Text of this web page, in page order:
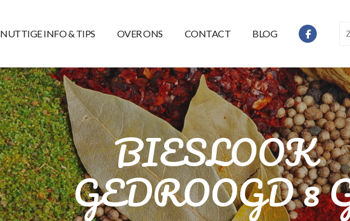
NUTTIGE INFO & TIPS OVER ONS CONTACT BLOG
BIESLOOK
GEDROOGD 8